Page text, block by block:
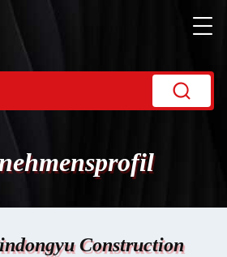
Construction